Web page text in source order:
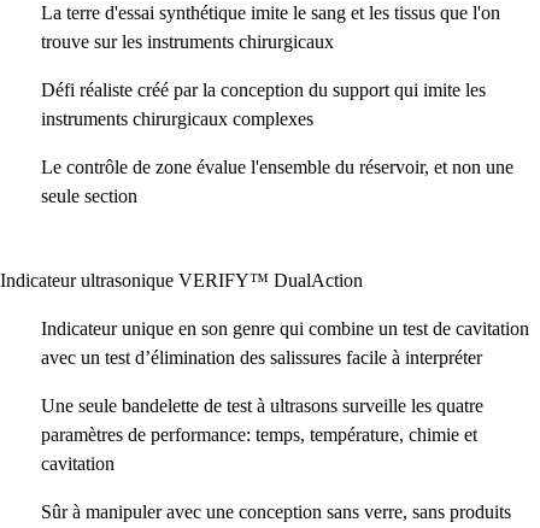
La terre d'essai synthétique imite le sang et les tissus que l'on
trouve sur les instruments chirurgicaux
Défi réaliste créé par la conception du support qui imite les
instruments chirurgicaux complexes
Le contrôle de zone évalue l'ensemble du réservoir, et non une
seule section
Indicateur ultrasonique VERIFY™ DualAction
Indicateur unique en son genre qui combine un test de cavitation
avec un test d’élimination des salissures facile à interpréter
Une seule bandelette de test à ultrasons surveille les quatre
paramètres de performance: temps, température, chimie et
cavitation
Sûr à manipuler avec une conception sans verre, sans produits